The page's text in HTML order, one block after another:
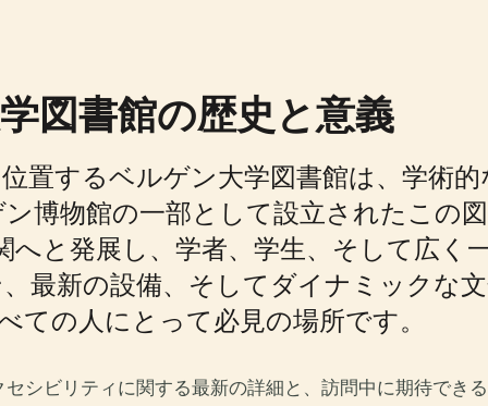
図書館の歴史と意義
置するベルゲン大学図書館は、学術
博物館の一部として設立されたこの
と発展し、学者、学生、そして広く
最新の設備、そしてダイナミックな
ての人にとって必見の場所です。
シビリティに関する最新の詳細と、訪問中に期待でき